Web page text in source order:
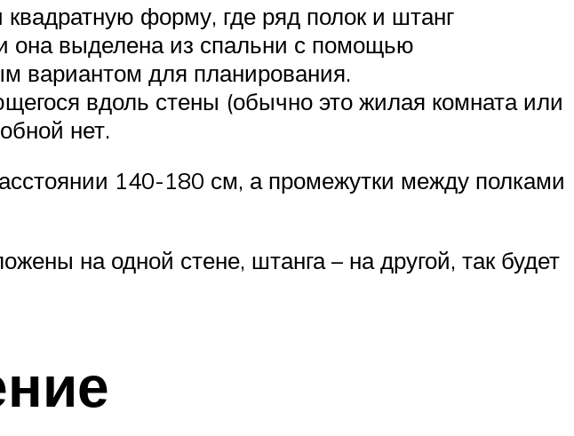
форму, где ряд полок и штанг
она выделена из спальни с помощью
вариантом для планирования.
вдоль стены (обычно это жилая комната или
нет.
140-180 см, а промежутки между полками
на одной стене, штанга – на другой, так будет